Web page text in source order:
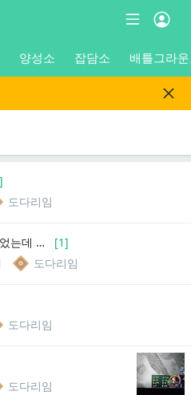
양성소 잡담소 배틀그라
]
도다리임
난 사과 한마디가 받고 싶었는데 이걸 2시간으로 끌어버리는 유튜버가 있다? [1]
도다리임
도다리임
도다리임